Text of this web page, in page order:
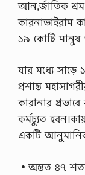
আন,র্জাতিক
কারনাভাইরাম
১৯ কোটি মানুষ
যার মধ্যে
প্রশান্ত
কারানার
কৰ্মচ্যুত
একটি
•অন্তত ৪৭